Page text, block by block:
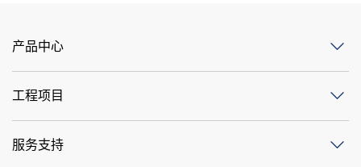
产品中心
工程项目
服务支持